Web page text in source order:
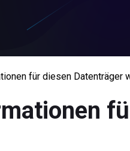
für diesen Datenträger